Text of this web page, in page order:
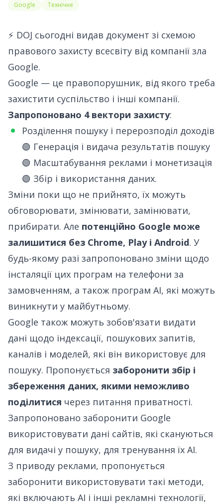
Google Технічне
⚡️ DOJ сьогодні видав документ зі схемою
правового захисту всесвіту від компанії зла
Google.
Google — це правопорушник, від якого треба
захистити суспільство і інші компанії.
Запропоновано 4 вектори захисту:
Розділення пошуку і перерозподіл доходів
🟢 Генерація і видача результатів пошуку
🟢 Масштабування реклами і монетизація
🟢 Збір і використання даних.
Зміни поки що не прийнято, їх можуть
обговорювати, змінювати, замінювати,
прибирати. Але потенційно Google може
залишитися без Chrome, Play і Android. У
будь-якому разі запропоновано зміни щодо
інсталяції цих програм на телефони за
замовченням, а також програм AI, які можуть
виникнути у майбутньому.
Google також можуть зобов'язати видати
дані щодо індексації, пошукових запитів,
каналів і моделей, які він використовує для
пошуку. Пропонується заборонити збір і
збереження даних, якими неможливо
поділитися через питання приватності.
Запропоновано заборонити Google
використовувати дані сайтів, які скануються
для видачі у пошуку, для тренування їх AI.
З приводу реклами, пропонується
заборонити використовувати такі методи,
які включають AI і інші рекламні технології,